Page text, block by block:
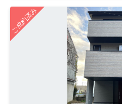
◆２０１０年建築のマンション！
－－設備－－
・食器洗い乾燥機
・浴室暖房乾燥機
・三面鏡洗面化粧台
＼２ｗａｙアクセス／
・ＪＲ「太秦」駅徒歩９分
・京福「常盤」駅徒歩４分
ご成約済み